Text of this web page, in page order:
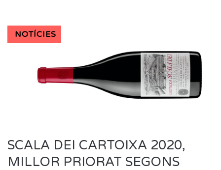
NOTÍCIES
SCALA DEI CARTOIXA 2020,
MILLOR PRIORAT SEGONS